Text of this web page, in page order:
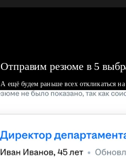
Отправим резюме в 5
А ещё будем раньше всех откликаться